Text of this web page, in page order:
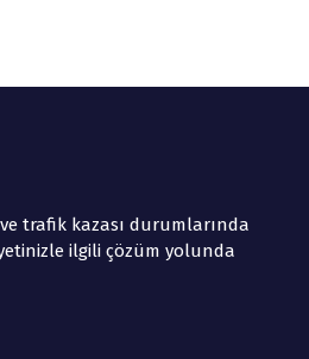
trafik kazası durumlarında
ilgili çözüm yolunda